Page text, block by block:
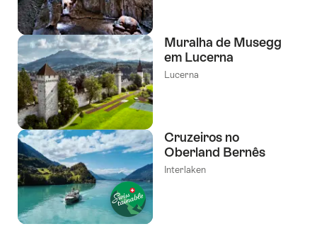
Muralha de Musegg
em Lucerna
Lucerna
Cruzeiros no
Oberland Bernês
Interlaken